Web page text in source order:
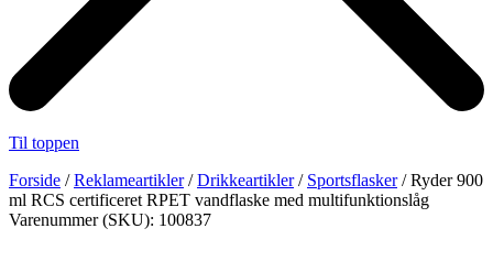
Til toppen
Forside /Reklameartikler/Drikkeartikler/ Sportsflasker/ Ryder 900
ml RCS certificeret RPET vandflaske med multifunktionslåg
Varenummer (SKU): 100837